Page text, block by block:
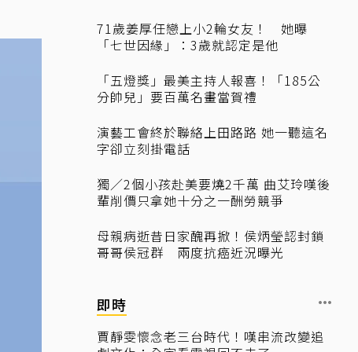
71歲姜厚任戀上小2輪女友！ 她曝
「七世因緣」：3歲就認定是他
「五燈獎」最美主持人報喜！「185公
分帥兒」要百萬名畫當賀禮
演藝工會終於聯絡上田路路 她一聽這名
字卻立刻掛電話
獨／2個小孩赴美要燒2千萬 曲艾玲嘆後
輩削價只拿她十分之一酬勞競爭
母親病逝昔日家醜再掀！侯炳瑩認封鎖
哥哥侯冠群 兩度抗癌近況曝光
即時
賈靜雯懷念老三台時代！嘆串流改變追